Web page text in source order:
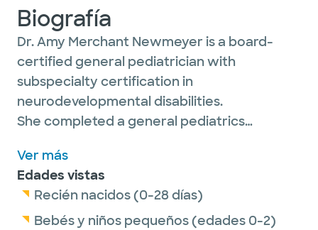
Biografía
Dr. Amy Merchant Newmeyer is a board-
certified general pediatrician with
subspecialty certification in
neurodevelopmental disabilities.
She completed a general pediatrics
Akron, Ohio and a fellowship in
neurodevelopmental disabilities at Johns
Hopkins Hospital in Baltimore, Maryland. In
recent years, her clinical focus has been on
Ver más
Edades vistas
Recién nacidos (0-28 días)
Bebés y niños pequeños (edades 0-2)